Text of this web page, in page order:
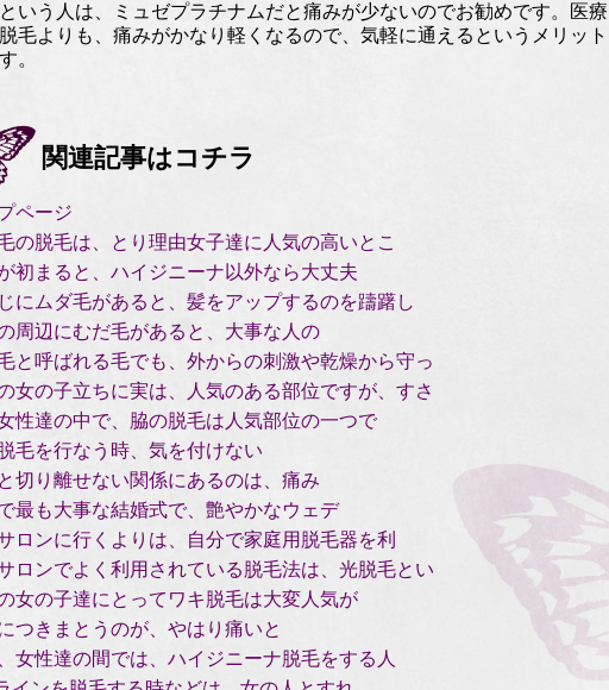
いう人は、ミュゼプラチナムだと痛みが少ないのでお勧めです。医療
毛よりも、痛みがかなり軽くなるので、気軽に通えるというメリット
。
関連記事はコチラ
ページ
の脱毛は、とり理由女子達に人気の高いとこ
初まると、ハイジニーナ以外なら大丈夫
にムダ毛があると、髪をアップするのを躊躇し
周辺にむだ毛があると、大事な人の
と呼ばれる毛でも、外からの刺激や乾燥から守っ
女の子立ちに実は、人気のある部位ですが、すさ
性達の中で、脇の脱毛は人気部位の一つで
毛を行なう時、気を付けない
切り離せない関係にあるのは、痛み
最も大事な結婚式で、艶やかなウェデ
ロンに行くよりは、自分で家庭用脱毛器を利
ロンでよく利用されている脱毛法は、光脱毛とい
女の子達にとってワキ脱毛は大変人気が
つきまとうのが、やはり痛いと
女性達の間では、ハイジニーナ脱毛をする人